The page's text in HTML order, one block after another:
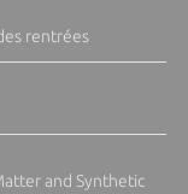
rentrées
and Synthetic